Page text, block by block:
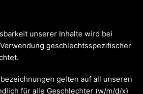
unserer Inhalte wird bei
geschlechtsspezifischer
gelten auf all unseren
für alle Geschlechter (w/m/d/x)